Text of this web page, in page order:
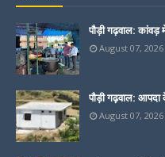
पौड़ी गढ़वाल: कांवड़
August 07, 2026
पौड़ी गढ़वाल:
August 07, 2026